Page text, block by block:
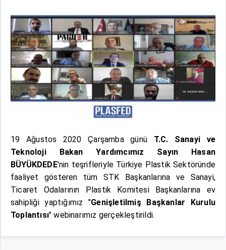
19 Ağustos 2020 Çarşamba günü T.C. Sanayi ve
Teknoloji Bakan Yardımcımız Sayın Hasan
BÜYÜKDEDE'nin teşrifleriyle Türkiye Plastik Sektöründe
faaliyet gösteren tüm STK Başkanlarına ve Sanayi,
Ticaret Odalarının Plastik Komitesi Başkanlarına ev
sahipliği yaptığımız "Genişletilmiş Başkanlar Kurulu
Toplantısı" webinarımız gerçekleştirildi.